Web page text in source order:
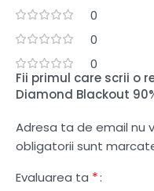
0
0
0
Fii primul care scrii o
Diamond Blackout
Adresa ta de email nu
obligatorii sunt
Evaluarea ta *